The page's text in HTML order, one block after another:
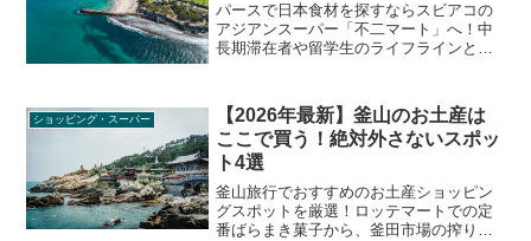
パースで日本食材を探すならスビアコの
アジアンスーパー「不二マート」へ！中
長期滞在者や留学生のライフラインとし
などを徹底解説します。
ショッピング・スーパー
【2026年最新】釜山のお土産は
ここで買う！絶対外さないスポッ
ト4選
釜山旅行でおすすめのお土産ショッピン
グスポットを厳選！ロッテマートでの定
番ばらまき菓子から、釜田市場の搾りた